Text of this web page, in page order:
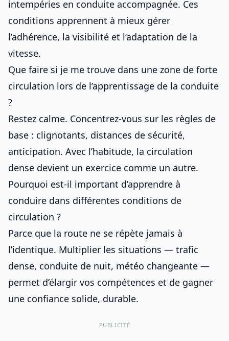
intempéries en conduite accompagnée. Ces
conditions apprennent à mieux gérer
l’adhérence, la visibilité et l’adaptation de la
vitesse.
Que faire si je me trouve dans une zone de forte
circulation lors de l’apprentissage de la conduite
?
Restez calme. Concentrez-vous sur les règles de
base : clignotants, distances de sécurité,
anticipation. Avec l’habitude, la circulation
dense devient un exercice comme un autre.
Pourquoi est-il important d’apprendre à
conduire dans différentes conditions de
circulation ?
Parce que la route ne se répète jamais à
l’identique. Multiplier les situations — trafic
dense, conduite de nuit, météo changeante —
permet d’élargir vos compétences et de gagner
une confiance solide, durable.
PUBLICITÉ